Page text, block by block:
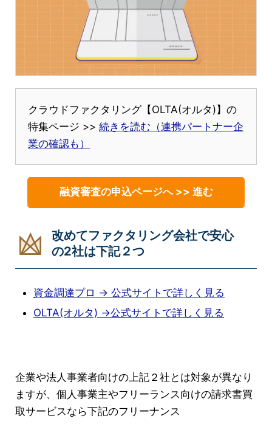
クラウドファクタリング【OLTA(オルタ)】の
特集ページ >> 続きを読む（連携パートナー企
業の確認も）
融資審査の申込ページへ >> 進む
改めてファクタリング会社で安心
の2社は下記２つ
資金調達プロ → 公式サイトで詳しく見る
OLTA(オルタ) →公式サイトで詳しく見る
企業や法人事業者向けの上記２社とは対象が異なり
ますが、個人事業主やフリーランス向けの請求書買
取サービスなら下記のフリーナンス